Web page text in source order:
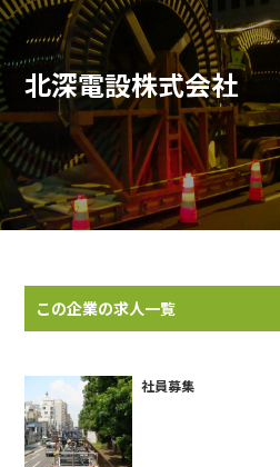
北深電設株式会社
この企業の求人一覧
社員募集